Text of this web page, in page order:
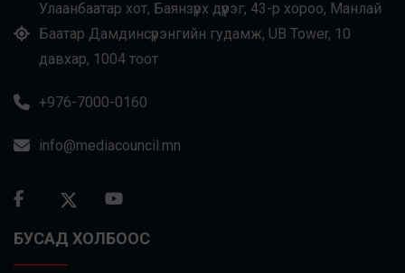
Улаанбаатар хот, Баянзүрх дүүрэг, 43-р хороо, Манлай
Баатар Дамдинсүрэнгийн гудамж, UB Tower, 10
давхар, 1004 тоот
+976-7000-0160
info@mediacouncil.mn
БУСАД ХОЛБООС